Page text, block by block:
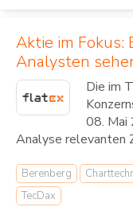
Aktie im Fokus:
Analysten
Die im
08. Mai
Analyse relevanten
Berenberg
TecDax